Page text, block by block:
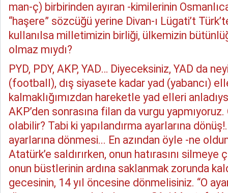
man-ç) birbirinden ayıran -kimilerinin
“haşere” sözcüğü yerine Divan-ı Lügati’t
kullanılsa milletimizin birliği, ülkemizin
olmaz mıydı?
PYD, PDY, AKP, YAD… Diyeceksiniz, YAD da
(football), dış siyasete kadar yad (yabancı)
kalmaklığımızdan hareketle yad elleri
AKP’den sonrasına filan da vurgu
olabilir? Tabi ki yapılandırma ayarlarına
ayarlarına dönmesi... En azından öyle -ne
Atatürk’e saldırırken, onun hatırasını silmeye
onun büstlerinin ardına saklanmak zorunda
gecesinin, 14 yıl öncesine dönmelisiniz. “O